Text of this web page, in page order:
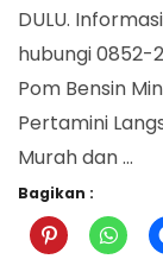
DULU.
hubungi 0852-
Pom Bensin
Pertamini
Murah dan …
Bagikan :